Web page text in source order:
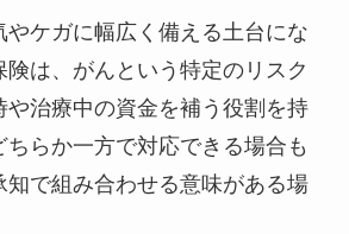
やケガに幅広く備える土台にな
険は、がんという特定のリスク
や治療中の資金を補う役割を持
らか一方で対応できる場合も
知で組み合わせる意味がある場